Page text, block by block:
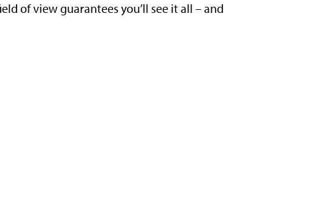
of view guarantees you’ll see it all – and